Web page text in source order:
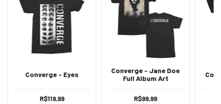
Converge - Eyes
R$119,99
Converge - Jane Doe
Full Album Art
R$99,99